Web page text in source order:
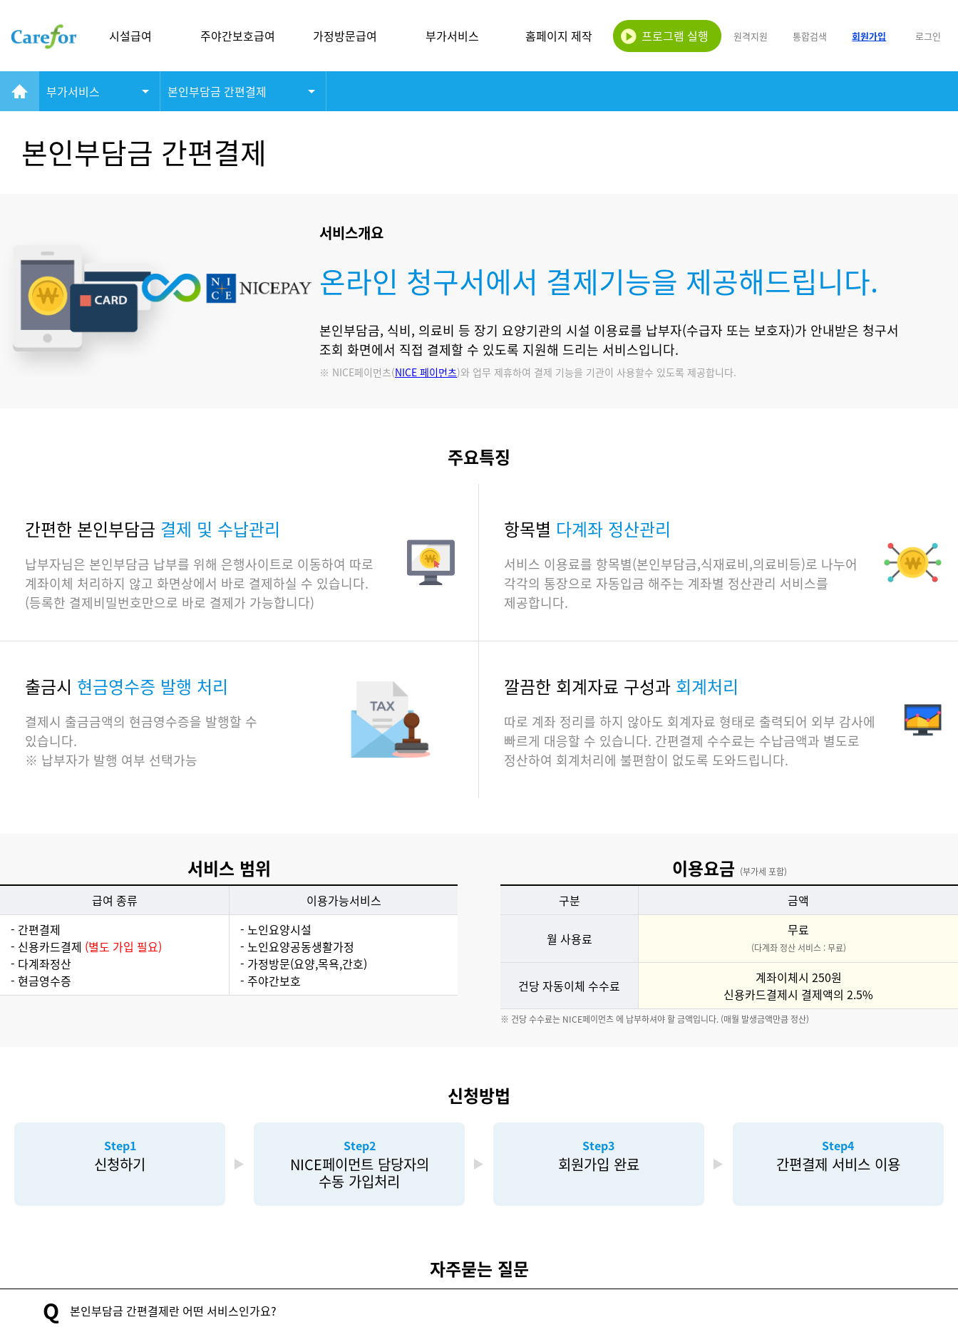
시설급여 주야간보호급여 가정방문급여 부가서비스 홈페이지 제작 프로그램 실행 원격지원 통합검색 회원가입 로그인
부가서비스 본인부담금 간편결제
본인부담금 간편결제
서비스개요
온라인 청구서에서 결제기능을 제공해드립니다.
본인부담금, 식비, 의료비 등 장기 요양기관의 시설 이용료를 납부자(수급자 또는 보호자)가 안내받은 청구서
조회 화면에서 직접 결제할 수 있도록 지원해 드리는 서비스입니다.
※ NICE페이먼츠(NICE 페이먼츠)와 업무 제휴하여 결제 기능을 기관이 사용할수 있도록 제공합니다.
주요특징
간편한 본인부담금 결제 및 수납관리
납부자님은 본인부담금 납부를 위해 은행사이트로 이동하여 따로
계좌이체 처리하지 않고 화면상에서 바로 결제하실 수 있습니다.
(등록한 결제비밀번호만으로 바로 결제가 가능합니다)
항목별 다계좌 정산관리
서비스 이용료를 항목별(본인부담금,식재료비,의료비등)로 나누어
각각의 통장으로 자동입금 해주는 계좌별 정산관리 서비스를
제공합니다.
출금시 현금영수증 발행 처리
결제시 출금금액의 현금영수증을 발행할 수
있습니다.
※ 납부자가 발행 여부 선택가능
깔끔한 회계자료 구성과 회계처리
따로 계좌 정리를 하지 않아도 회계자료 형태로 출력되어 외부 감사에
빠르게 대응할 수 있습니다. 간편결제 수수료는 수납금액과 별도로
정산하여 회계처리에 불편함이 없도록 도와드립니다.
서비스 범위
급여 종류
이용가능서비스
- 간편결제
- 신용카드결제 (별도 가입 필요)
- 다계좌정산
- 현금영수증
- 노인요양시설
- 노인요양공동생활가정
- 가정방문(요양,목욕,간호)
- 주야간보호
이용요금 (부가세 포함)
구분 금액
월 사용료
무료
(다계좌 정산 서비스 : 무료)
건당 자동이체 수수료
계좌이체시 250원
신용카드결제시 결제액의 2.5%
※ 건당 수수료는 NICE페이먼츠 에 납부하셔야 할 금액입니다. (매월 발생금액만큼 정산)
신청방법
Step1
신청하기
Step2
NICE페이먼트 담당자의
수동 가입처리
Step3
회원가입 완료
Step4
간편결제 서비스 이용
자주묻는 질문
Q 본인부담금 간편결제란 어떤 서비스인가요?